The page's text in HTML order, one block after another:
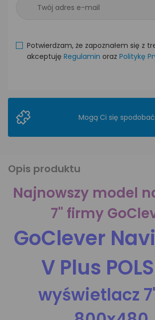
Potwierdzam, że zapoznałem się z
akceptuję Regulamin oraz Politykę
Mogą Ci się spodobać
Opis produktu
Najnowszy model
7" firmy
GoClever
V Plus
wyświetlacz